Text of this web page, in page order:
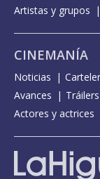
Artistas y grupos
CINEMANÍA
Noticias
Avances
Tráilers
Actores y actrices